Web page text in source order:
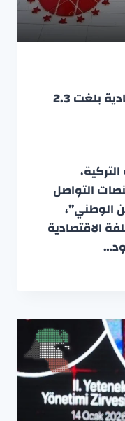
تركيا تكشف عن خسائر اقتصادية بلغت 2.3
التواصل
الوطني”،
الاقتصادية